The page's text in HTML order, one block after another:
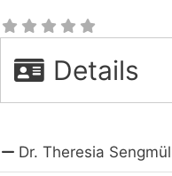
Details
Dr. Theresia